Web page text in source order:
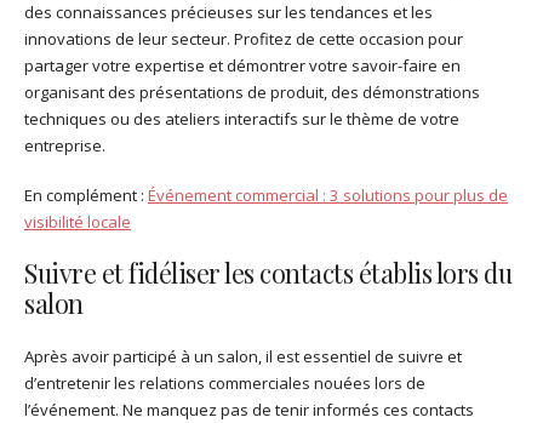
des connaissances précieuses sur les tendances et les
innovations de leur secteur. Profitez de cette occasion pour
partager votre expertise et démontrer votre savoir-faire en
organisant des présentations de produit, des démonstrations
techniques ou des ateliers interactifs sur le thème de votre
entreprise.
En complément : Événement commercial : 3 solutions pour plus de
visibilité locale
Suivre et fidéliser les contacts établis lors du
salon
Après avoir participé à un salon, il est essentiel de suivre et
d’entretenir les relations commerciales nouées lors de
l’événement. Ne manquez pas de tenir informés ces contacts